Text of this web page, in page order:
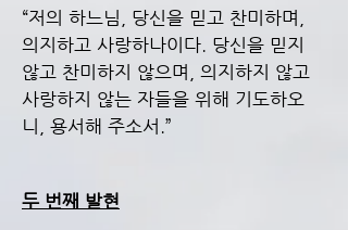
“저의 하느님, 당신을 믿고 찬미하며,
의지하고 사랑하나이다. 당신을 믿지
않고 찬미하지 않으며, 의지하지 않고
사랑하지 않는 자들을 위해 기도하오
니, 용서해 주소서.”
두 번째 발현